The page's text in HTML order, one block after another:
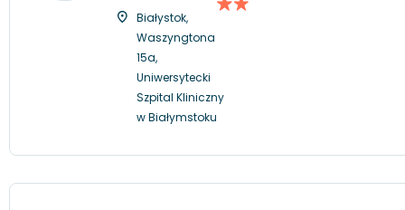
Białystok,
Waszyngtona
15a,
Uniwersytecki
Szpital Kliniczny
w Białymstoku